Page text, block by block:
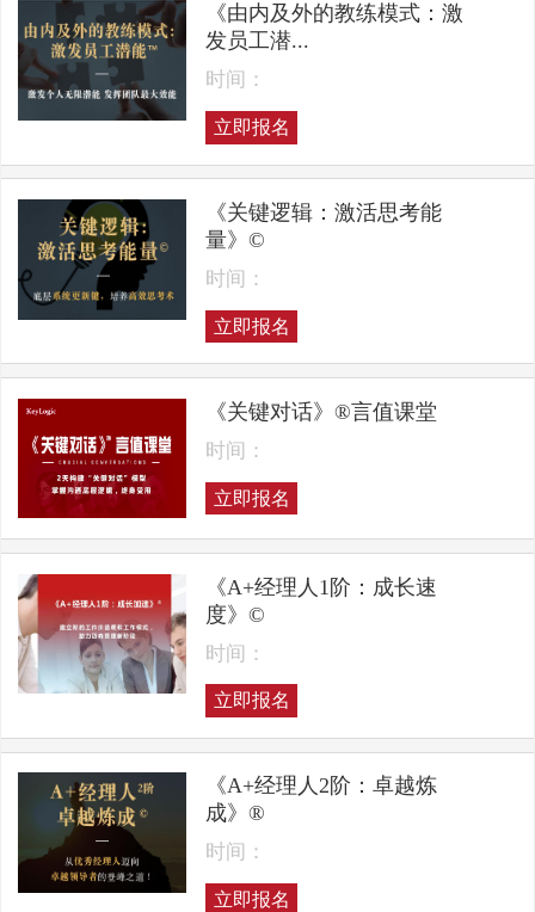
《由内及外的教练模式：激
发员工潜...
时间：
立即报名
《关键逻辑：激活思考能
量》©
时间：
立即报名
《关键对话》®言值课堂
时间：
立即报名
《A+经理人1阶：成长速
度》©
时间：
立即报名
《A+经理人2阶：卓越炼
成》®
时间：
立即报名